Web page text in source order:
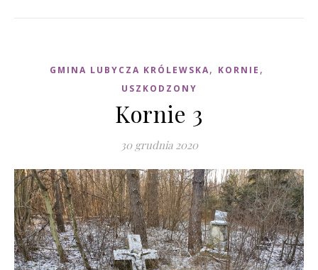
GMINA LUBYCZA KRÓLEWSKA, KORNIE ,
USZKODZONY
Kornie 3
30 grudnia 2020